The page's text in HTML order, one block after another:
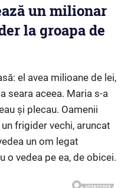
un milionar
la groapa de
el avea milioane de lei,
seara aceea. Maria s-a
și plecau. Oamenii
frigider vechi, aruncat
un om legat
o vedea pe ea, de obicei.